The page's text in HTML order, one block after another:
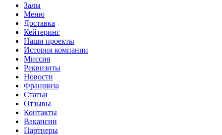
Залы
Меню
Доставка
Кейтеринг
Наши проекты
История компании
Миссия
Реквизиты
Новости
Франшиза
Статьи
Отзывы
Контакты
Вакансии
Партнеры